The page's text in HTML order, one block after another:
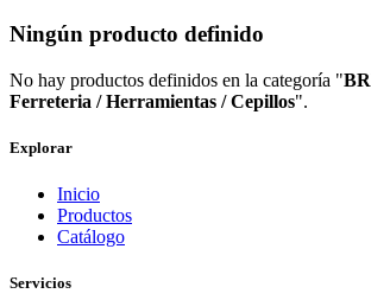
Ningún producto definido
No hay productos definidos en la categoría "
Ferreteria / Herramientas / Cepillos".
Explorar
Inicio
Productos
Catálogo
Servicios